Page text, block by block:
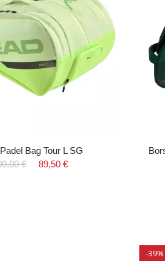
Bag Tour L SG
€
89,50 €
-39%